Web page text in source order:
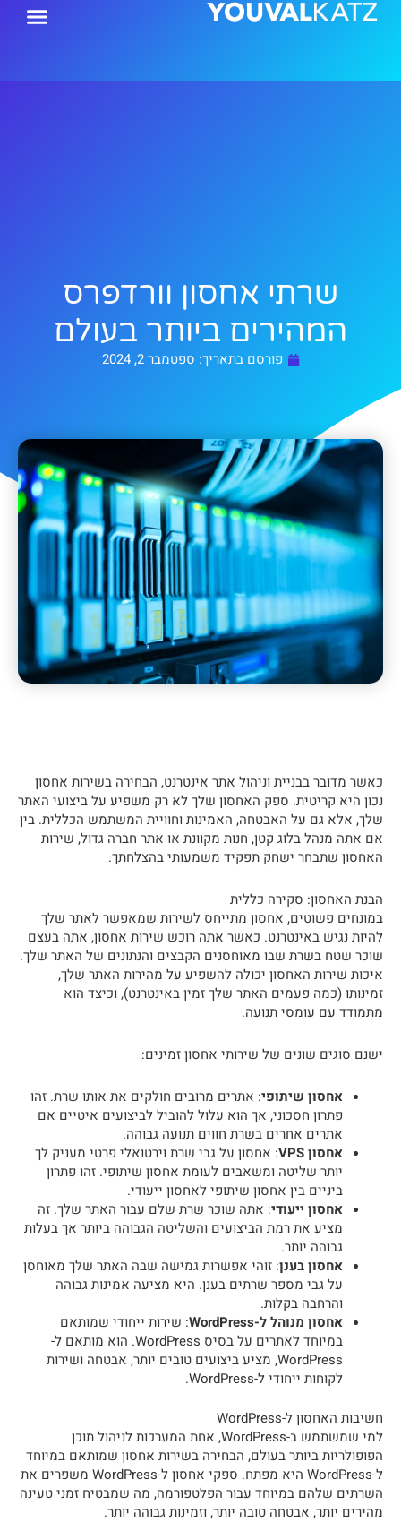
דילוג
שרתי אחסון וורדפרס
המהירים ביותר בעולם
פורסם בתאריך: ספטמבר 2, 2024
כאשר מדובר בבניית וניהול אתר אינטרנט, הבחירה בשירות אחסון
נכון היא קריטית. ספק האחסון שלך לא רק משפיע על ביצועי האתר
שלך, אלא גם על האבטחה, האמינות וחוויית המשתמש הכללית. בין
אם אתה מנהל בלוג קטן, חנות מקוונת או אתר חברה גדול, שירות
האחסון שתבחר ישחק תפקיד משמעותי בהצלחתך.
הבנת האחסון: סקירה כללית
במונחים פשוטים, אחסון מתייחס לשירות שמאפשר לאתר שלך
להיות נגיש באינטרנט. כאשר אתה רוכש שירות אחסון, אתה בעצם
שוכר שטח בשרת שבו מאוחסנים הקבצים והנתונים של האתר שלך.
איכות שירות האחסון יכולה להשפיע על מהירות האתר שלך,
זמינותו (כמה פעמים האתר שלך זמין באינטרנט), וכיצד הוא
מתמודד עם עומסי תנועה.
ישנם סוגים שונים של שירותי אחסון זמינים:
אחסון שיתופי: אתרים מרובים חולקים את אותו שרת. זהו
פתרון חסכוני, אך הוא עלול להוביל לביצועים איטיים אם
אתרים אחרים בשרת חווים תנועה גבוהה.
אחסון VPS
: אחסון על גבי שרת וירטואלי פרטי מעניק לך
יותר שליטה ומשאבים לעומת אחסון שיתופי. זהו פתרון
ביניים בין אחסון שיתופי לאחסון ייעודי.
אחסון ייעודי: אתה שוכר שרת שלם עבור האתר שלך. זה
מציע את רמת הביצועים והשליטה הגבוהה ביותר אך בעלות
גבוהה יותר.
אחסון בענן: זוהי אפשרות גמישה שבה האתר שלך מאוחסן
על גבי מספר שרתים בענן. היא מציעה אמינות גבוהה
והרחבה בקלות.
אחסון מנוהל ל-WordPress
: שירות ייחודי שמותאם
במיוחד לאתרים על בסיס WordPress. הוא מותאם ל-
WordPress, מציע ביצועים טובים יותר, אבטחה ושירות
לקוחות ייחודי ל-WordPress.
חשיבות האחסון ל-WordPress
למי שמשתמש ב-WordPress, אחת המערכות לניהול תוכן
הפופולריות ביותר בעולם, הבחירה בשירות אחסון שמותאם במיוחד
ל-WordPress היא מפתח. ספקי אחסון ל-WordPress משפרים את
השרתים שלהם במיוחד עבור הפלטפורמה, מה שמבטיח זמני טעינה
מהירים יותר, אבטחה טובה יותר, וזמינות גבוהה יותר.